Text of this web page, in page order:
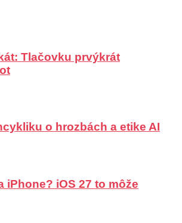
Tlačovku prvýkrát
o hrozbách a etike AI
iPhone? iOS 27 to môže